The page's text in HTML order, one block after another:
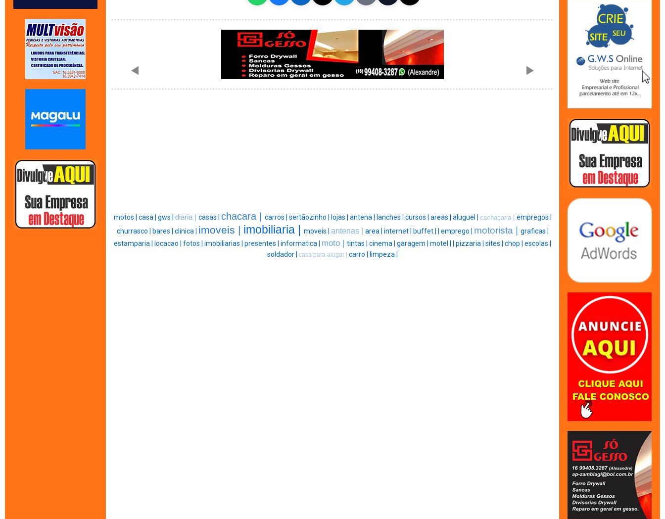
motos | casa | gws | diaria | casas | chacara | carros | sertãozinho | lojas | antena | lanches | cursos | areas | aluguel | cachaçaria | empregos |
churrasco |
bares | clinica | imoveis | imobiliaria | moveis | antenas | area | internet | buffet | emprego | motorista |
graficas |
estamparia |
locacao | fotos | imobiliarias | presentes | informatica | moto | tintas | cinema | garagem | motel | pizzaria | sites | chop | escolas |
soldador | casa para alugar | carro | limpeza |